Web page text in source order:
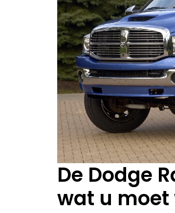
De Dodge
wat u moet